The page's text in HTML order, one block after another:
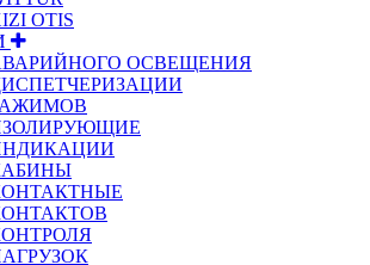
OTIS
ОСВЕЩЕНИЯ